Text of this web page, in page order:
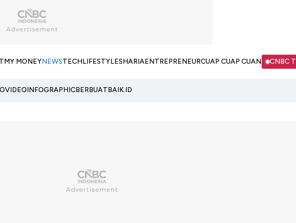
MY MONEYNEWSTECHLIFESTYLESHARIAENTREPRENEURCUAP CUAP CUAN CNBC
VIDEOINFOGRAPHICBERBUATBAIK.ID